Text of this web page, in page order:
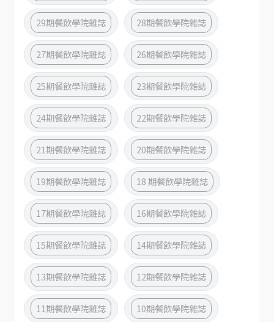
29期餐飲學院雜誌 28期餐飲學院雜誌
27期餐飲學院雜誌 26期餐飲學院雜誌
25期餐飲學院雜誌 23期餐飲學院雜誌
24期餐飲學院雜誌 22期餐飲學院雜誌
21期餐飲學院雜誌 20期餐飲學院雜誌
19期餐飲學院雜誌 18 期餐飲學院雜誌
17期餐飲學院雜誌 16期餐飲學院雜誌
15期餐飲學院雜誌 14期餐飲學院雜誌
13期餐飲學院雜誌 12期餐飲學院雜誌
11期餐飲學院雜誌 10期餐飲學院雜誌